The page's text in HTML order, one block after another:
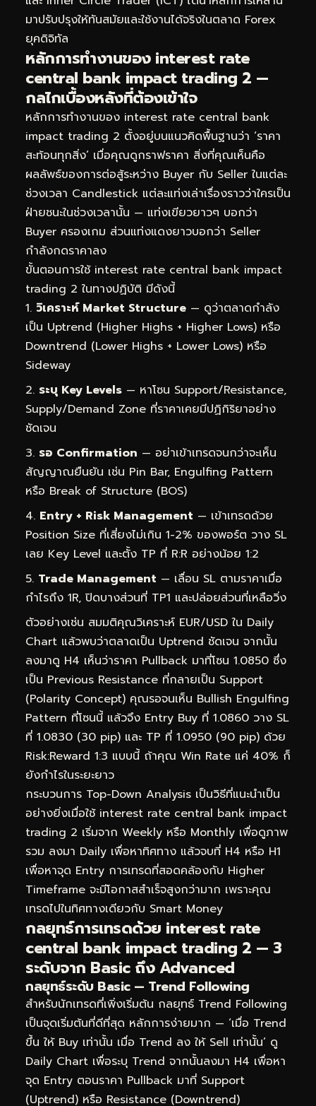
มาปรับปรุงให้ทันสมัยและใช้งานได้จริงในตลาด Forex
ยุคดิจิทัล
หลักการทำงานของ interest rate
central bank impact trading 2 —
กลไกเบื้องหลังที่ต้องเข้าใจ
หลักการทำงานของ interest rate central bank
impact trading 2 ตั้งอยู่บนแนวคิดพื้นฐานว่า ‘ราคา
สะท้อนทุกสิ่ง’ เมื่อคุณดูกราฟราคา สิ่งที่คุณเห็นคือ
ผลลัพธ์ของการต่อสู้ระหว่าง Buyer กับ Seller ในแต่ละ
ช่วงเวลา Candlestick แต่ละแท่งเล่าเรื่องราวว่าใครเป็น
ฝ่ายชนะในช่วงเวลานั้น — แท่งเขียวยาวๆ บอกว่า
Buyer ครองเกม ส่วนแท่งแดงยาวบอกว่า Seller
กำลังกดราคาลง
ขั้นตอนการใช้ interest rate central bank impact
trading 2 ในทางปฏิบัติ มีดังนี้
วิเคราะห์ Market Structure — ดูว่าตลาดกำลัง
เป็น Uptrend (Higher Highs + Higher Lows) หรือ
Downtrend (Lower Highs + Lower Lows) หรือ
Sideway
ระบุ Key Levels — หาโซน Support/Resistance,
Supply/Demand Zone ที่ราคาเคยมีปฏิกิริยาอย่าง
ชัดเจน
รอ Confirmation — อย่าเข้าเทรดจนกว่าจะเห็น
สัญญาณยืนยัน เช่น Pin Bar, Engulfing Pattern
หรือ Break of Structure (BOS)
Entry + Risk Management — เข้าเทรดด้วย
Position Size ที่เสี่ยงไม่เกิน 1-2% ของพอร์ต วาง SL
เลย Key Level และตั้ง TP ที่ R:R อย่างน้อย 1:2
Trade Management — เลื่อน SL ตามราคาเมื่อ
กำไรถึง 1R, ปิดบางส่วนที่ TP1 และปล่อยส่วนที่เหลือวิ่ง
ตัวอย่างเช่น สมมติคุณวิเคราะห์ EUR/USD ใน Daily
Chart แล้วพบว่าตลาดเป็น Uptrend ชัดเจน จากนั้น
ลงมาดู H4 เห็นว่าราคา Pullback มาที่โซน 1.0850 ซึ่ง
เป็น Previous Resistance ที่กลายเป็น Support
(Polarity Concept) คุณรอจนเห็น Bullish Engulfing
Pattern ที่โซนนี้ แล้วจึง Entry Buy ที่ 1.0860 วาง SL
ที่ 1.0830 (30 pip) และ TP ที่ 1.0950 (90 pip) ด้วย
Risk:Reward 1:3 แบบนี้ ถ้าคุณ Win Rate แค่ 40% ก็
ยังกำไรในระยะยาว
กระบวนการ Top-Down Analysis เป็นวิธีที่แนะนำเป็น
อย่างยิ่งเมื่อใช้ interest rate central bank impact
trading 2 เริ่มจาก Weekly หรือ Monthly เพื่อดูภาพ
รวม ลงมา Daily เพื่อหาทิศทาง แล้วจบที่ H4 หรือ H1
เพื่อหาจุด Entry การเทรดที่สอดคล้องกับ Higher
Timeframe จะมีโอกาสสำเร็จสูงกว่ามาก เพราะคุณ
เทรดไปในทิศทางเดียวกับ Smart Money
กลยุทธ์การเทรดด้วย interest rate
central bank impact trading 2 — 3
ระดับจาก Basic ถึง Advanced
กลยุทธ์ระดับ Basic — Trend Following
สำหรับนักเทรดที่เพิ่งเริ่มต้น กลยุทธ์ Trend Following
เป็นจุดเริ่มต้นที่ดีที่สุด หลักการง่ายมาก — ‘เมื่อ Trend
ขึ้น ให้ Buy เท่านั้น เมื่อ Trend ลง ให้ Sell เท่านั้น’ ดู
Daily Chart เพื่อระบุ Trend จากนั้นลงมา H4 เพื่อหา
จุด Entry ตอนราคา Pullback มาที่ Support
(Uptrend) หรือ Resistance (Downtrend)